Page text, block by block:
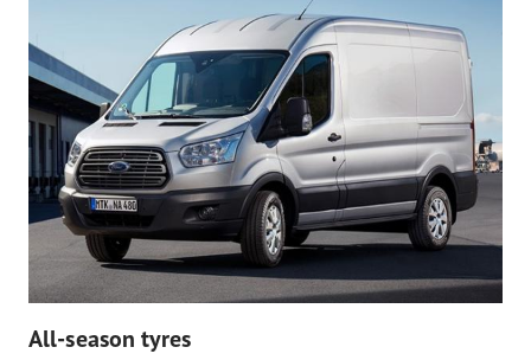
All-season tyres